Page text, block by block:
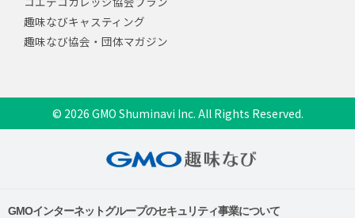
趣味なびキャスティング
趣味なび協会・団体マガジン
© 2026 GMO Shuminavi Inc. All Rights Reserved.